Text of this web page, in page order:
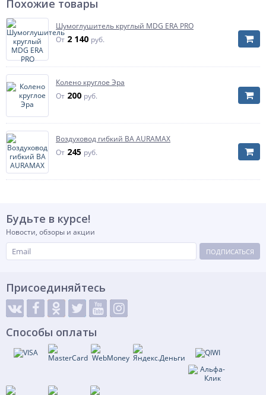
Похожие товары
Шумоглушитель круглый MDG ERA PRO
От 2 140 руб.
Колено круглое Эра
От 200 руб.
Воздуховод гибкий ВА AURAMAX
От 245 руб.
Будьте в курсе!
Новости, обзоры и акции
ПОДПИСАТЬСЯ
Присоединяйтесь
Способы оплаты